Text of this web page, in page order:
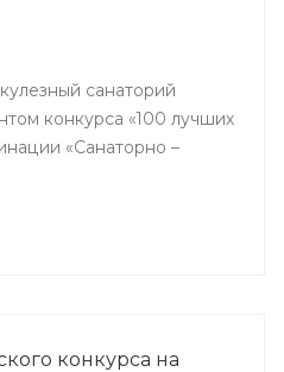
санаторий
конкурса «100 лучших
«Санаторно –
конкурса на